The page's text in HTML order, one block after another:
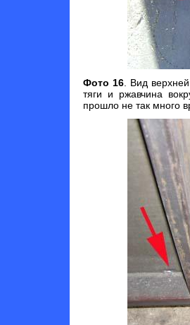
Фото 16 . Вид
тяги и ржавчина
прошло не так много